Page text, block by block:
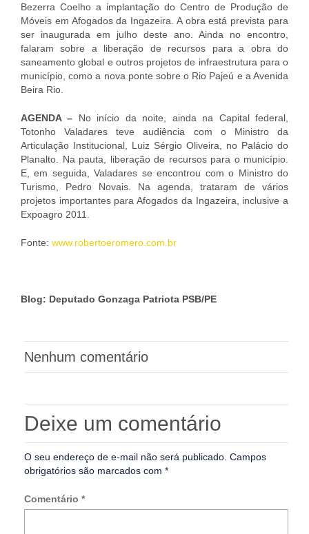
Bezerra Coelho a implantação do Centro de Produção de
Móveis em Afogados da Ingazeira. A obra está prevista para
ser inaugurada em julho deste ano. Ainda no encontro,
falaram sobre a liberação de recursos para a obra do
saneamento global e outros projetos de infraestrutura para o
município, como a nova ponte sobre o Rio Pajeú e a Avenida
Beira Rio.
AGENDA – No início da noite, ainda na Capital federal,
Totonho Valadares teve audiência com o Ministro da
Articulação Institucional, Luiz Sérgio Oliveira, no Palácio do
Planalto. Na pauta, liberação de recursos para o município.
E, em seguida, Valadares se encontrou com o Ministro do
Turismo, Pedro Novais. Na agenda, trataram de vários
projetos importantes para Afogados da Ingazeira, inclusive a
Expoagro 2011.
Fonte: www.robertoeromero.com.br
Blog: Deputado Gonzaga Patriota PSB/PE
Nenhum comentário
Deixe um comentário
O seu endereço de e-mail não será publicado. Campos
obrigatórios são marcados com *
Comentário *